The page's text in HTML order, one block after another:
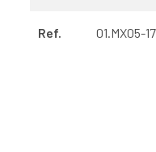
Ref. 01.MX05-